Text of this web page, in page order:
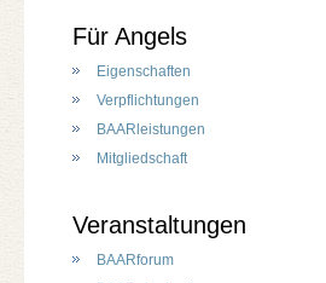
Für Angels
Eigenschaften
Verpflichtungen
BAARleistungen
Mitgliedschaft
Veranstaltungen
BAARforum